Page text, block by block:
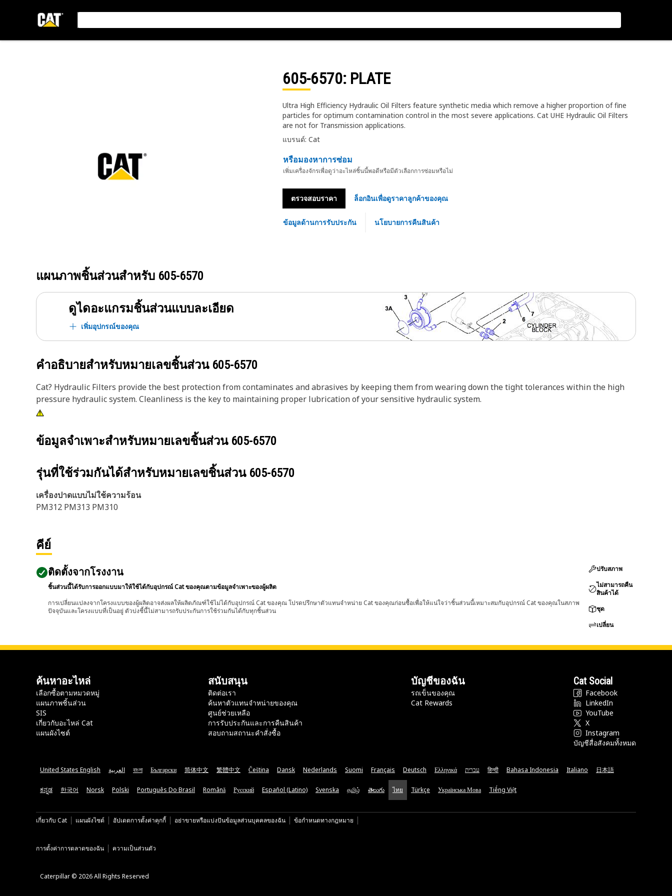
605-6570: PLATE
Ultra High Efficiency Hydraulic Oil Filters feature synthetic media which remove a higher proportion of fine
particles for optimum contamination control in the most severe applications. Cat UHE Hydraulic Oil Filters
are not for Transmission applications.
แบรนด์: Cat
หรือมองหาการซ่อม
เพิ่มเครื่องจักรเพื่อดูว่าอะไหล่ชิ้นนี้พอดีหรือมีตัวเลือกการซ่อมหรือไม่
ตรวจสอบราคา ล็อกอินเพื่อดูราคาลูกค้าของคุณ
ข้อมูลด้านการรับประกัน นโยบายการคืนสินค้า
แผนภาพชิ้นส่วนสำหรับ 605-6570
ดูไดอะแกรมชิ้นส่วนแบบละเอียด
เพิ่มอุปกรณ์ของคุณ
คำอธิบายสำหรับหมายเลขชิ้นส่วน 605-6570
Cat? Hydraulic Filters provide the best protection from contaminates and abrasives by keeping them from wearing down the tight tolerances within the high
pressure hydraulic system. Cleanliness is the key to maintaining proper lubrication of your sensitive hydraulic system.
ข้อมูลจำเพาะสำหรับหมายเลขชิ้นส่วน 605-6570
รุ่นที่ใช้ร่วมกันได้สำหรับหมายเลขชิ้นส่วน 605-6570
เครื่องปาดแบบไม่ใช้ความร้อน
PM312 PM313 PM310
คีย์
ติดตั้งจากโรงงาน
ชิ้นส่วนนี้ได้รับการออกแบบมาให้ใช้ได้กับอุปกรณ์ Cat ของคุณตามข้อมูลจำเพาะของผู้ผลิต
การเปลี่ยนแปลงจากโครงแบบของผู้ผลิตอาจส่งผลให้ผลิตภัณฑ์ใช้ไม่ได้กับอุปกรณ์ Cat ของคุณ โปรดปรึกษาตัวแทนจำหน่าย Cat ของคุณก่อนซื้อเพื่อให้แน่ใจว่าชิ้นส่วนนี้เหมาะสมกับอุปกรณ์ Cat ของคุณในสภาพ
ปัจจุบันและโครงแบบที่เป็นอยู่ ตัวบ่งชี้นี้ไม่สามารถรับประกันการใช้ร่วมกันได้กับทุกชิ้นส่วน
ปรับสภาพ
ไม่สามารถคืน
สินค้าได้
ชุด
เปลี่ยน
ค้นหาอะไหล่
เลือกซื้อตามหมวดหมู่
แผนภาพชิ้นส่วน
SIS
เกี่ยวกับอะไหล่ Cat
แผนผังไซต์
สนับสนุน
ติดต่อเรา
ค้นหาตัวแทนจำหน่ายของคุณ
ศูนย์ช่วยเหลือ
การรับประกันและการคืนสินค้า
สอบถามสถานะคำสั่งซื้อ
บัญชีของฉัน
รถเข็นของคุณ
Cat Rewards
Cat Social
Facebook
LinkedIn
YouTube
X
Instagram
บัญชีสื่อสังคมทั้งหมด
United States English العربية বাংলা Български 简体中文 繁體中文 Čeština Dansk Nederlands Suomi Français Deutsch Ελληνικά עברית हिन्दी Bahasa Indonesia Italiano 日本語
ಕನ್ನಡ 한국어 Norsk Polski Português Do Brasil Română Русский Español (Latino) Svenska தமிழ் తెలుగు ไทย Türkçe Українська Мова Tiếng Việt
เกี่ยวกับ Cat แผนผังไซต์ อัปเดตการตั้งค่าคุกกี้ อย่าขายหรือแบ่งปันข้อมูลส่วนบุคคลของฉัน ข้อกำหนดทางกฎหมาย
การตั้งค่าการตลาดของฉัน ความเป็นส่วนตัว
Caterpillar © 2026 All Rights Reserved